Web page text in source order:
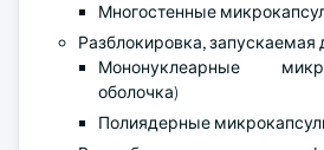
Многостенные
Разблокировка, запускаемая
Мононуклеарные
оболочка)
Полиядерные